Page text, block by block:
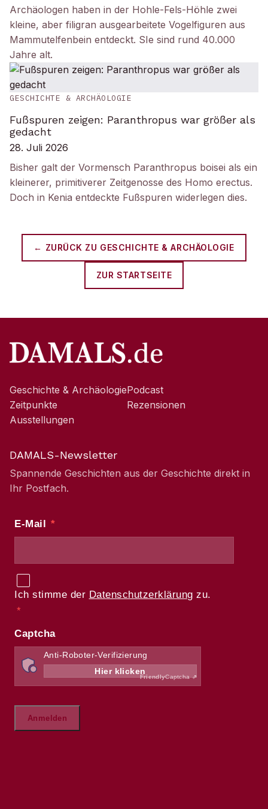
Archäologen haben in der Hohle-Fels-Höhle zwei
kleine, aber filigran ausgearbeitete Vogelfiguren aus
Mammutelfenbein entdeckt. SIe sind rund 40.000
Jahre alt.
GESCHICHTE & ARCHÄOLOGIE
Fußspuren zeigen: Paranthropus war größer als
gedacht
28. Juli 2026
Bisher galt der Vormensch Paranthropus boisei als ein
kleinerer, primitiverer Zeitgenosse des Homo erectus.
Doch in Kenia entdeckte Fußspuren widerlegen dies.
← ZURÜCK ZU GESCHICHTE & ARCHÄOLOGIE
ZUR STARTSEITE
Geschichte & Archäologie
Zeitpunkte
Ausstellungen
Podcast
Rezensionen
DAMALS-Newsletter
Spannende Geschichten aus der Geschichte direkt in
Ihr Postfach.